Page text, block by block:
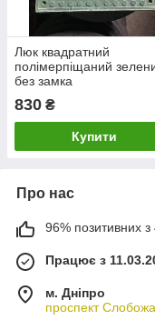
Люк квадратний
полімерпіщаний
без замка
830 ₴
Купити
Про нас
96% позитивних з
Працює з
м. Дніпро
проспект